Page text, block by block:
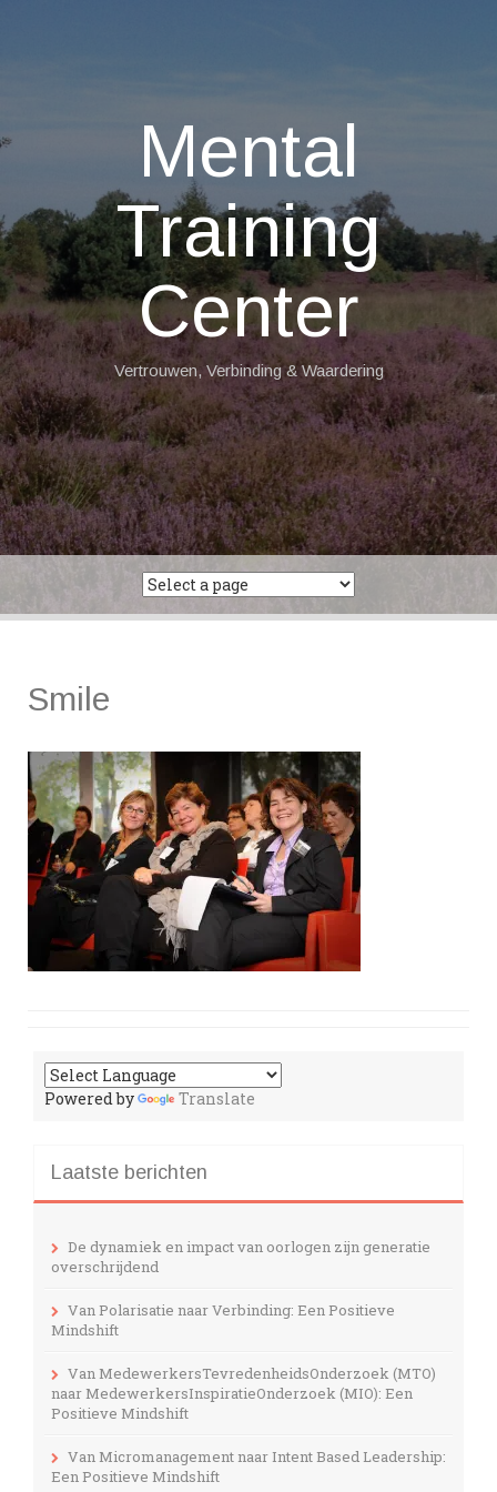
Mental
Training
Center
Vertrouwen, Verbinding & Waardering
Smile
Powered by Translate
Laatste berichten
De dynamiek en impact van oorlogen zijn generatie
overschrijdend
Van Polarisatie naar Verbinding: Een Positieve
Mindshift
Van MedewerkersTevredenheidsOnderzoek (MTO)
naar MedewerkersInspiratieOnderzoek (MIO): Een
Positieve Mindshift
Van Micromanagement naar Intent Based Leadership:
Een Positieve Mindshift